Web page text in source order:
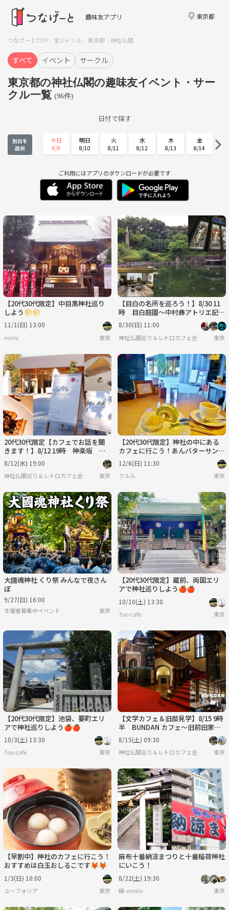
趣味友アプリ 東京都
つなげーとTOP 全ジャンル 東京都 神社仏閣
すべて イベント サークル
東京都の神社仏閣の趣味友イベント・サー
クル一覧 (96件)
日付で探す
別日を
選択
今日
8/9
明日
8/10
火
8/11
水
8/12
木
8/13
金
8/14
8/15 8/16 8/17 8/18 8/19
金
8/21
土
8/22
月
8/24
火
8/25
8/28 8/29 8/30 9/1
水
9/2
木
9/3 9/4
土
9/5
日
9/6
月
9/7
ご利用にはアプリのダウンロードが必要です
【20代30代限定】中目黒神社巡り
しよう🌕🌕
11/1(日) 13:00
mimi 東京
【目白の名所を巡ろう！】8/30 11
時 目白庭園～中村彝アトリエ記念
館～目白聖公会【常連参加費還元】
8/30(日) 11:00
神社仏閣巡り＆レトロカフェ会 東京
20代30代限定【カフェでお話を聞
きます！】8/12 19時 神楽坂 あ
かぎカフェ【参加費還元！】
8/12(水) 19:00
神社仏閣巡り＆レトロカフェ会 東京
【20代30代限定】神社の中にある
カフェに行こう！あんバターサンド
🌸🌸
12/6(日) 11:30
クルル 東京
大國魂神社 くり祭 みんなで夜さん
ぽ
9/27(日) 16:00
主催者募集中イベント 東京
【20代30代限定】蔵前、両国エリ
アで神社巡りしよう🍎🍎
10/10(土) 13:30
Too cafe 東京
【20代30代限定】池袋、要町エリ
アで神社巡りしよう🍎🍎
10/3(土) 13:30
Too cafe 東京
【文学カフェ＆旧邸見学】8/15 9時
半 BUNDAN カフェ～旧前田家本
邸！【常連者参加費還元！】
8/15(土) 09:30
神社仏閣巡り＆レトロカフェ会 東京
【早割中】神社のカフェに行こう！
おすすめは白玉おしるこです🦊🦊
1/3(日) 10:00
ユーフォリア 東京
麻布十番納涼まつりと十番稲荷神社
にいこう！
8/22(土) 19:30
縁-enishi- 東京